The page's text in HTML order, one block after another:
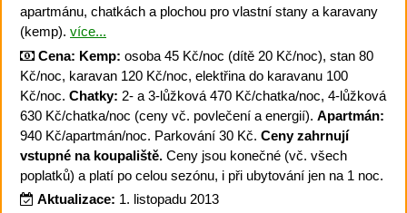
apartmánu, chatkách a plochou pro vlastní stany a karavany
(kemp). více...
Cena: Kemp: osoba 45 Kč/noc (dítě 20 Kč/noc), stan 80
Kč/noc, karavan 120 Kč/noc, elektřina do karavanu 100
Kč/noc. Chatky: 2- a 3-lůžková 470 Kč/chatka/noc, 4-lůžková
630 Kč/chatka/noc (ceny vč. povlečení a energií). Apartmán:
940 Kč/apartmán/noc. Parkování 30 Kč. Ceny zahrnují
vstupné na koupaliště. Ceny jsou konečné (vč. všech
poplatků) a platí po celou sezónu, i při ubytování jen na 1 noc.
Aktualizace: 1. listopadu 2013